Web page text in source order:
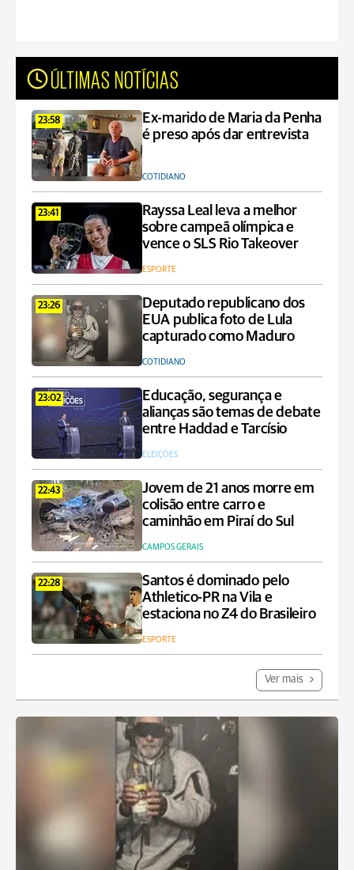
ÚLTIMAS NOTÍCIAS
23:58
Ex-marido de Maria da Penha
é preso após dar entrevista
COTIDIANO
23:41
Rayssa Leal leva a melhor
sobre campeã olímpica e
vence o SLS Rio Takeover
ESPORTE
23:26
Deputado republicano dos
EUA publica foto de Lula
capturado como Maduro
COTIDIANO
23:02
Educação, segurança e
alianças são temas de debate
entre Haddad e Tarcísio
ELEIÇÕES
22:43
Jovem de 21 anos morre em
colisão entre carro e
caminhão em Piraí do Sul
CAMPOS GERAIS
22:28
Santos é dominado pelo
Athletico-PR na Vila e
estaciona no Z4 do Brasileiro
ESPORTE
Ver mais